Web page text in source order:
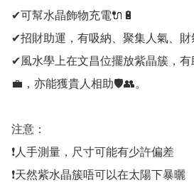
✔可幫水晶飾物充電🔌🔋
✔招財助運，有吸納、聚集人氣、財
✔風水學上在文昌位擺放紫晶簇，
💼，亦能獲貴人相助🛡👥。
注意：
❗人手測量，尺寸可能有少許偏差
❗天然紫水晶簇唔可以在太陽下暴曬